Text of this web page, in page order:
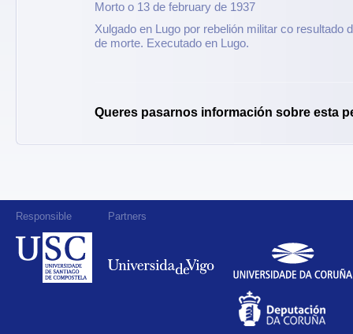
Morto o 13 de february de 1937
Xulgado en Lugo por rebelión militar co resultado
de morte. Executado en Lugo.
Queres pasarnos información sobre esta
Responsible Partners